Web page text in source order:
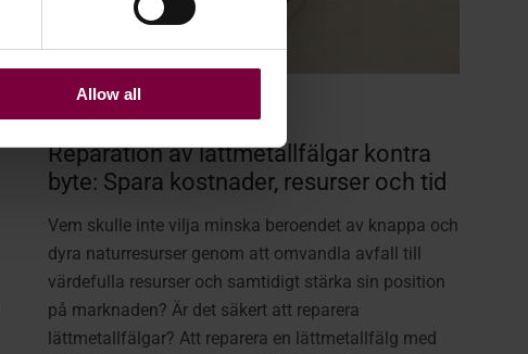
Allow all
Reparation av lättmetallfälgar kontra
byte: Spara kostnader, resurser och tid
Vem skulle inte vilja minska beroendet av knappa och
dyra naturresurser genom att omvandla avfall till
värdefulla resurser och samtidigt stärka sin position
på marknaden? Är det säkert att reparera
lättmetallfälgar? Att reparera en lättmetallfälg med